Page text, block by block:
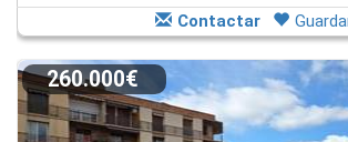
Contactar
260.000€